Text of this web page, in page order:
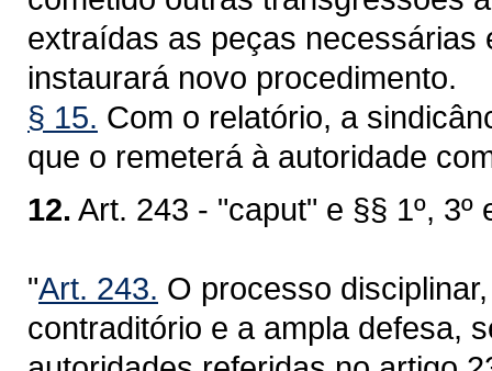
extraídas as peças necessárias
instaurará novo procedimento.
§ 15. Com o relatório, a
que o remeterá à autoridade
12. Art. 243 - "caput" e §§ 1º, 3º
"Art. 243. O processo
contraditório e a ampla defesa,